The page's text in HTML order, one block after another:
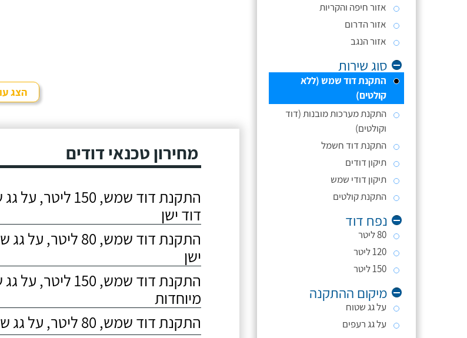
אזור חיפה והקריות
אזור הדרום
אזור הנגב
סוג שירות
התקנת דוד שמש (ללא
קולטים)
התקנת מערכות מובנות (דוד
וקולטים)
התקנת דוד חשמל
תיקון דודים
תיקון דודי שמש
התקנת קולטים
נפח דוד
80 ליטר
120 ליטר
150 ליטר
מיקום ההתקנה
על גג שטוח
על גג רעפים
הצג
מחירון טכנאי דודים
התקנת דוד שמש,
דוד ישן
התקנת דוד שמש, 80
ישן
התקנת דוד שמש,
מיוחדות
התקנת דוד שמש, 80 ליטר, על גג שטוח, ללא דרישות מיוחדות